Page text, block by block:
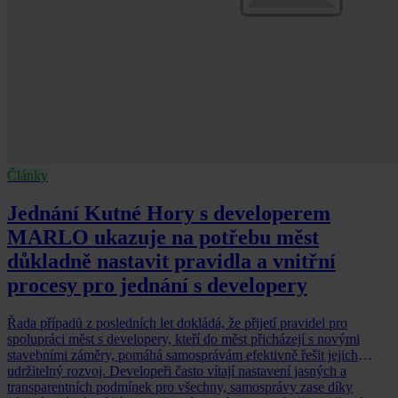
Články
Jednání Kutné Hory s developerem
MARLO ukazuje na potřebu měst
důkladně nastavit pravidla a vnitřní
procesy pro jednání s developery
Řada případů z posledních let dokládá, že přijetí pravidel pro
spolupráci měst s developery, kteří do měst přicházejí s novými
stavebními záměry, pomáhá samosprávám efektivně řešit jejich
udržitelný rozvoj. Developeři často vítají nastavení jasných a
transparentních podmínek pro všechny, samosprávy zase díky